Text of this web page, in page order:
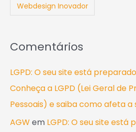
Webdesign Inovador
Comentários
LGPD: O seu site está
Conheça a LGPD (Lei Geral de
Pessoais) e saiba como afeta a
AGW em LGPD: O seu site está